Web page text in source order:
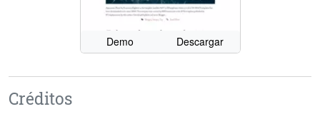
Demo Descargar
Créditos